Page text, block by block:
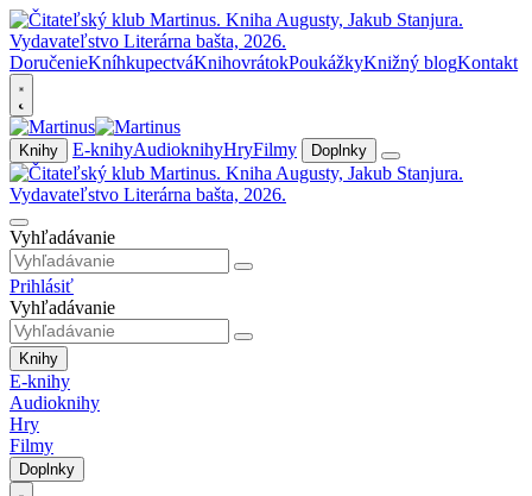
DoručenieKníhkupectváKnihovrátokPoukážkyKnižný blogKontakt
Knihy E-knihyAudioknihyHryFilmy Doplnky
Vyhľadávanie
Prihlásiť
Vyhľadávanie
Knihy
E-knihy
Audioknihy
Hry
Filmy
Doplnky